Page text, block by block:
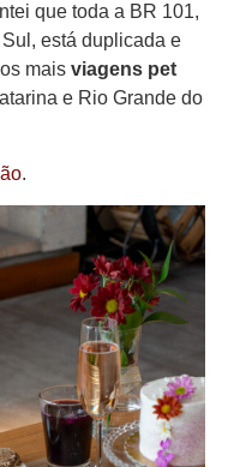
que toda a BR 101,
está duplicada e
mais viagens pet
e Rio Grande do
.